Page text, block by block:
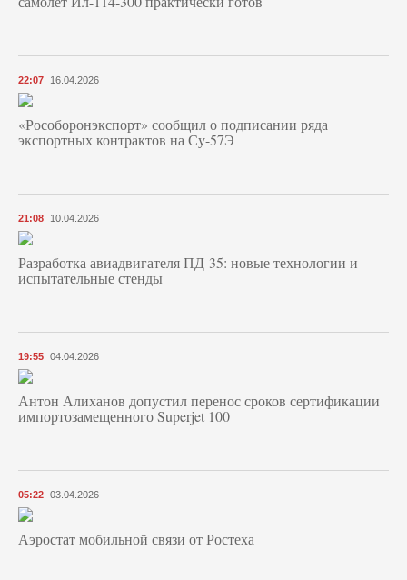
22:07 16.04.2026
«Рособоронэкспорт» сообщил о подписании ряда
экспортных контрактов на Су-57Э
21:08 10.04.2026
Разработка авиадвигателя ПД-35: новые технологии и
испытательные стенды
19:55 04.04.2026
Антон Алиханов допустил перенос сроков сертификации
импортозамещенного Superjet 100
05:22 03.04.2026
Аэростат мобильной связи от Ростеха